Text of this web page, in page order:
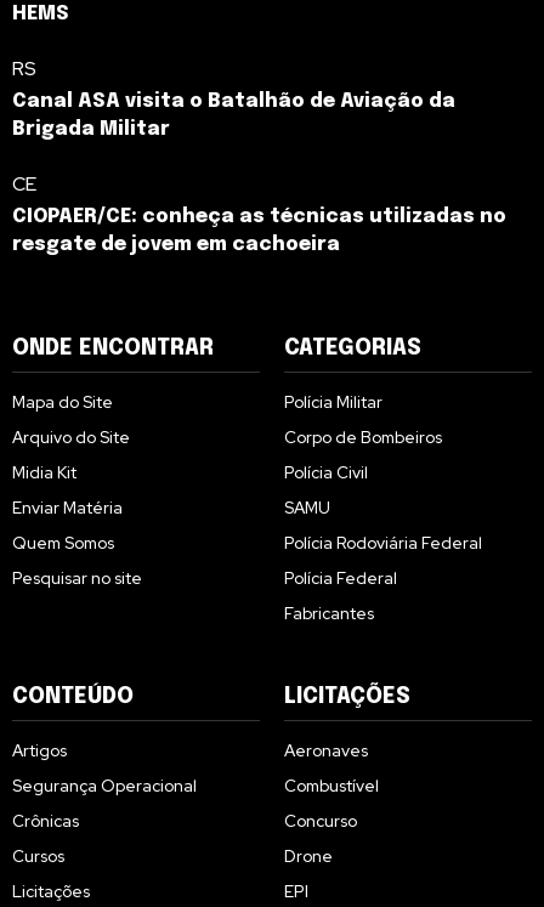
HEMS
RS
Canal ASA visita o Batalhão de Aviação da
Brigada Militar
CE
CIOPAER/CE: conheça as técnicas utilizadas no
resgate de jovem em cachoeira
ONDE ENCONTRAR
Mapa do Site
Arquivo do Site
Midia Kit
Enviar Matéria
Quem Somos
Pesquisar no site
CATEGORIAS
Polícia Militar
Corpo de Bombeiros
Polícia Civil
SAMU
Polícia Rodoviária Federal
Polícia Federal
Fabricantes
CONTEÚDO
Artigos
Segurança Operacional
Crônicas
Cursos
Licitações
LICITAÇÕES
Aeronaves
Combustível
Concurso
Drone
EPI